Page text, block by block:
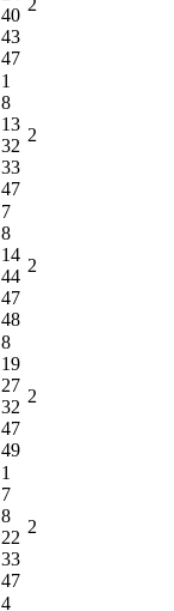
40
43
47
1
8
13
32
33
47
2
7
8
14
44
47
48
2
8
19
27
32
47
49
2
1
7
8
22
33
47
2
4